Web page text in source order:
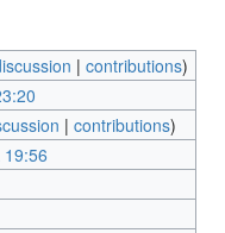
| contributions)
| contributions)